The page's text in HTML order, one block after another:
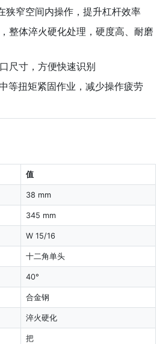
狭窄空间内操作，提升杠杆效率
整体淬火硬化处理，硬度高、耐磨
尺寸，方便快速识别
等扭矩紧固作业，减少操作疲劳
值
38 mm
345 mm
W 15/16
十二角单头
40°
合金钢
淬火硬化
把